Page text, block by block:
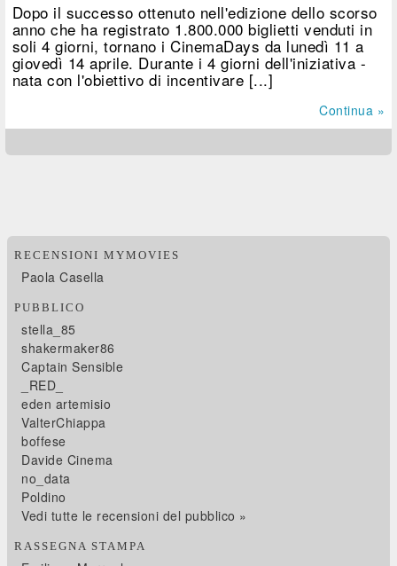
Dopo il successo ottenuto nell'edizione dello scorso
anno che ha registrato 1.800.000 biglietti venduti in
soli 4 giorni, tornano i CinemaDays da lunedì 11 a
giovedì 14 aprile. Durante i 4 giorni dell'iniziativa -
nata con l'obiettivo di incentivare [...]
Continua »
RECENSIONI MYMOVIES
Paola Casella
PUBBLICO
stella_85
shakermaker86
Captain Sensible
_RED_
eden artemisio
ValterChiappa
boffese
Davide Cinema
no_data
Poldino
Vedi tutte le recensioni del pubblico »
RASSEGNA STAMPA